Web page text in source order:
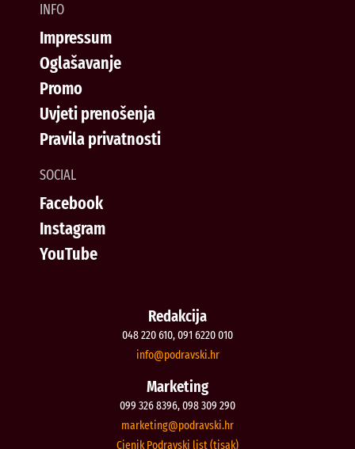
INFO
Impressum
Oglašavanje
Promo
Uvjeti prenošenja
Pravila privatnosti
SOCIAL
Facebook
Instagram
YouTube
Redakcija
048 220 610, 091 6220 010
rh.iksvardop
@ofni
Marketing
099 326 8396, 098 309 290
rh.iksvardop
@gnitekram
Cjenik Podravski list (tisak)